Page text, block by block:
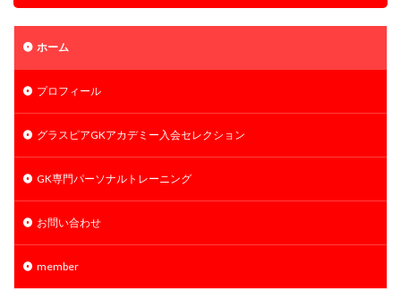
ホーム
プロフィール
グラスピアGKアカデミー入会セレクション
GK専門パーソナルトレーニング
お問い合わせ
member